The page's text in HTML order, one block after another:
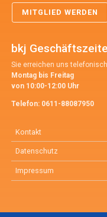
MITGLIED WERDEN
bkj
Sie erreichen uns
Montag bis Freitag
von 10:00-12:00 Uhr
Telefon: 0611-88087950
Kontakt
Datenschutz
Impressum